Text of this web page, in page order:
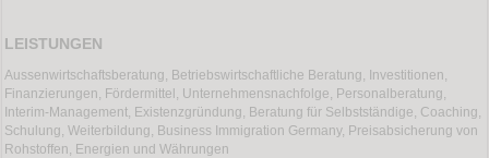
LEISTUNGEN
Aussenwirtschaftsberatung, Betriebswirtschaftliche Beratung, Investitionen,
Finanzierungen, Fördermittel, Unternehmensnachfolge, Personalberatung,
Interim-Management, Existenzgründung, Beratung für Selbstständige, Coaching,
Schulung, Weiterbildung, Business Immigration Germany, Preisabsicherung von
Rohstoffen, Energien und Währungen